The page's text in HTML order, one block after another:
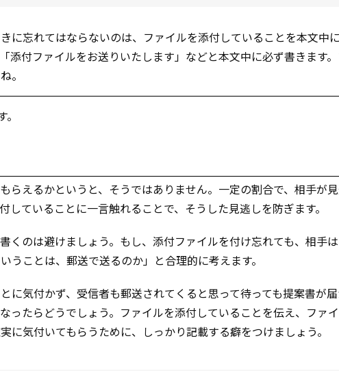
に忘れてはならないのは、ファイルを添付していることを本文中に
添付ファイルをお送りいたします」などと本文中に必ず書きます
。
らえるかというと、そうではありません。一定の割合で、相手が
していることに一言触れることで、そうした見逃しを防ぎます。
くのは避けましょう。もし、添付ファイルを付け忘れても、相手は
うことは、郵送で送るのか」と合理的に考えます。
に気付かず、受信者も郵送されてくると思って待っても提案書が
ったらどうでしょう。ファイルを添付していることを伝え、ファ
に気付いてもらうために、しっかり記載する癖をつけましょう。